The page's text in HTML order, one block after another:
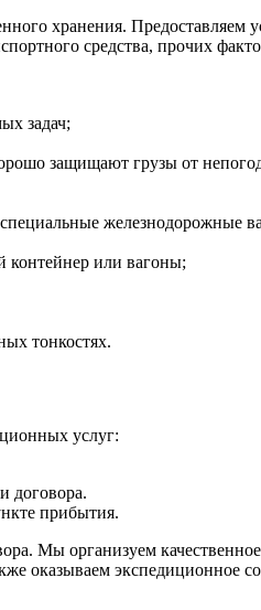
хранения.
средства, прочих
задач;
защищают грузы от
железнодорожные
контейнер или вагоны;
тонкостях.
услуг:
договора.
прибытия.
Мы организуем качественное
оказываем экспедиционное